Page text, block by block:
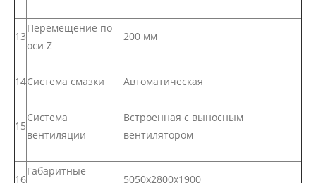
13
Перемещение по
оси Z
200 мм
14Система смазки Автоматическая
15
Система
вентиляции
Встроенная с выносным
вентилятором
16
Габаритные
5050х2800х1900